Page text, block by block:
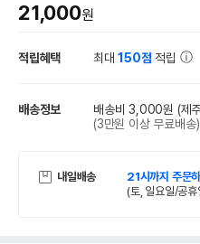
21,000원
적립혜택 최대150점 적립
배송정보 배송비 3,000원 (제
(3만원 이상 무료배송)
내일배송 21시까지 주문
(토, 일요일/공휴